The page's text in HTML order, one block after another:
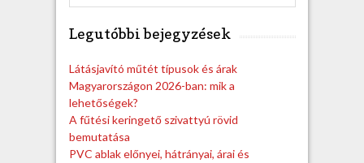
e
Legutóbbi bejegyzések
Látásjavító műtét típusok és árak
Magyarországon 2026-ban: mik a
lehetőségek?
A fűtési keringető szivattyú rövid
bemutatása
PVC ablak előnyei, hátrányai, árai és